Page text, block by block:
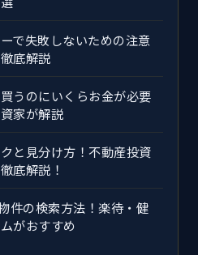
で失敗しないための注意
底解説
うのにいくらお金が必要
家が解説
と見分け方！不動産投資
底解説！
件の検索方法！楽待・健
がおすすめ